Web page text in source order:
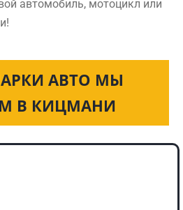
автомобиль, мотоцикл или
АВТО МЫ
В КИЦМАНИ